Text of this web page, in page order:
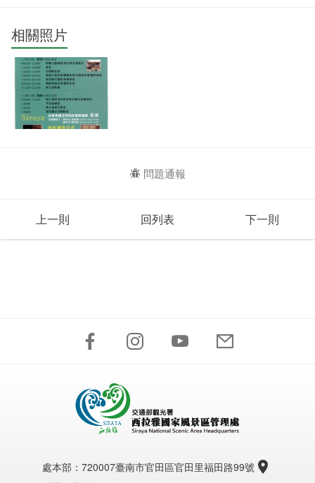
相關照片
問題通報
上一則 回列表 下一則
處本部： 720007臺南市官田區官田里福田路99號